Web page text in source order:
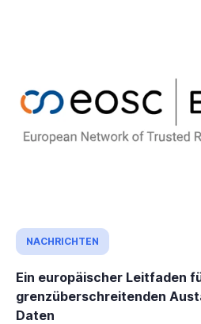
NACHRICHTEN
Ein europäischer Leitfaden
grenzüberschreitenden
Daten